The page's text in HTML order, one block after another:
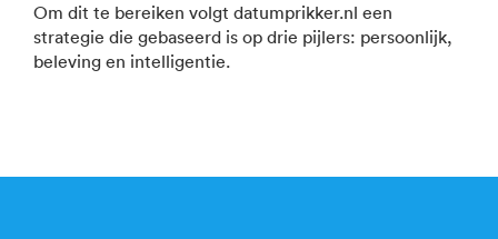
Om dit te bereiken volgt datumprikker.nl een
strategie die gebaseerd is op drie pijlers: persoonlijk,
beleving en intelligentie.